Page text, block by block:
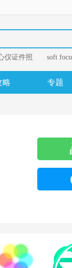
仪证件照
soft
略 专题